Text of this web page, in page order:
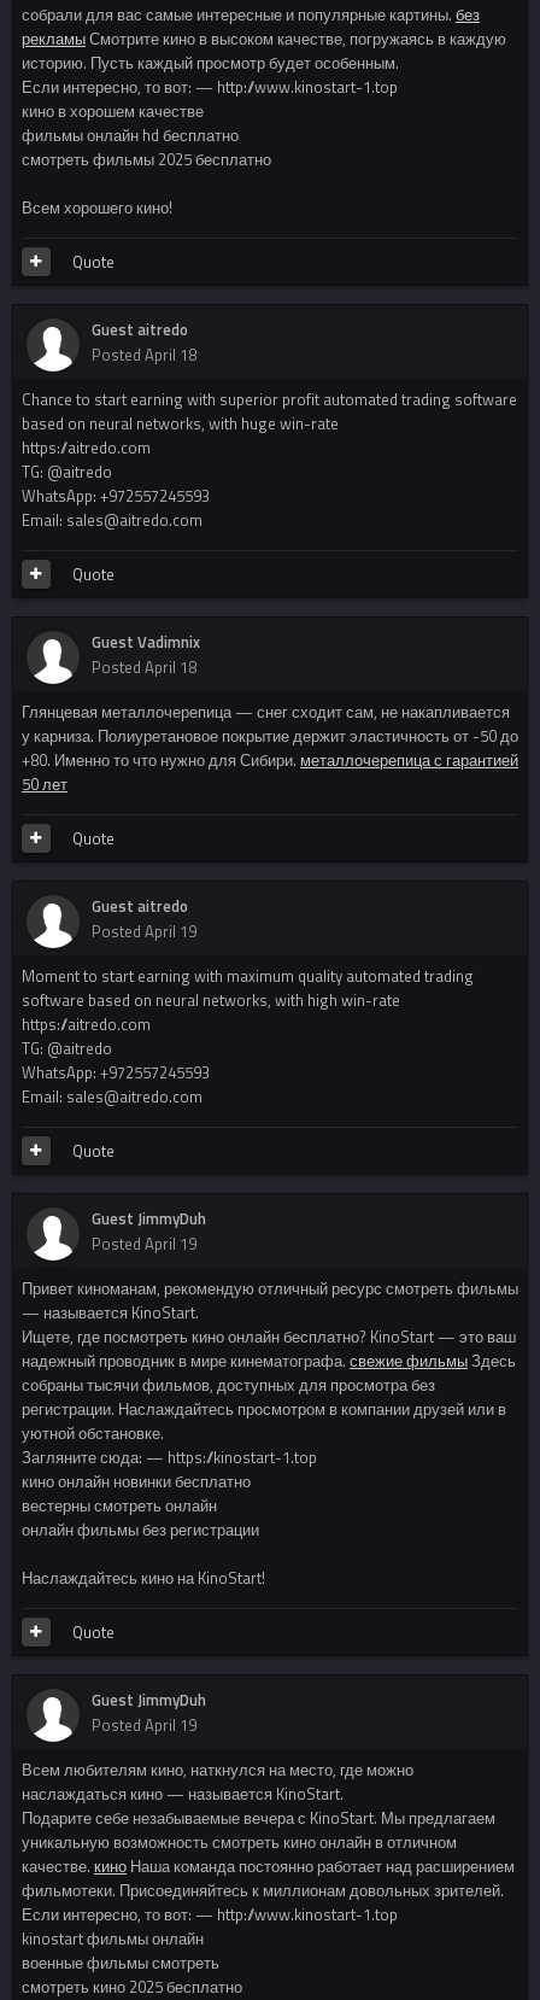
собрали для вас самые интересные и популярные картины. без
рекламыСмотрите кино в высоком качестве, погружаясь в каждую
историю. Пусть каждый просмотр будет особенным.
Если интересно, то вот: — http://www.kinostart-1.top
кино в хорошем качестве
фильмы онлайн hd бесплатно
смотреть фильмы 2025 бесплатно
Всем хорошего кино!
Quote
Guest aitredo
Posted April 18
Chance to start earning with superior profit automated trading software
based on neural networks, with huge win-rate
https://aitredo.com
TG: @aitredo
WhatsApp: +972557245593
Email: sales@aitredo.com
Quote
Guest Vadimnix
Posted April 18
Глянцевая металлочерепица — снег сходит сам, не накапливается
у карниза. Полиуретановое покрытие держит эластичность от -50 до
+80. Именно то что нужно для Сибири. металлочерепица с гарантией
50 лет
Quote
Guest aitredo
Posted April 19
Moment to start earning with maximum quality automated trading
software based on neural networks, with high win-rate
https://aitredo.com
TG: @aitredo
WhatsApp: +972557245593
Email: sales@aitredo.com
Quote
Guest JimmyDuh
Posted April 19
Привет киноманам, рекомендую отличный ресурс смотреть фильмы
— называется KinoStart.
Ищете, где посмотреть кино онлайн бесплатно? KinoStart — это ваш
надежный проводник в мире кинематографа. свежие фильмыЗдесь
собраны тысячи фильмов, доступных для просмотра без
регистрации. Наслаждайтесь просмотром в компании друзей или в
уютной обстановке.
Загляните сюда: — https://kinostart-1.top
кино онлайн новинки бесплатно
вестерны смотреть онлайн
онлайн фильмы без регистрации
Наслаждайтесь кино на KinoStart!
Quote
Guest JimmyDuh
Posted April 19
Всем любителям кино, наткнулся на место, где можно
наслаждаться кино — называется KinoStart.
Подарите себе незабываемые вечера с KinoStart. Мы предлагаем
уникальную возможность смотреть кино онлайн в отличном
качестве. кино Наша команда постоянно работает над расширением
фильмотеки. Присоединяйтесь к миллионам довольных зрителей.
Если интересно, то вот: — http://www.kinostart-1.top
kinostart фильмы онлайн
военные фильмы смотреть
смотреть кино 2025 бесплатно